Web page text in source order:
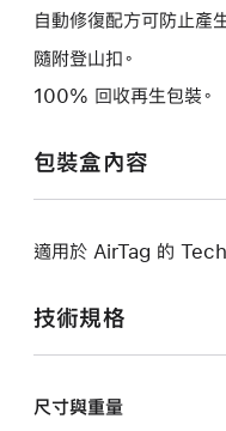
自動修復配方可防止產
隨附登山扣。
100% 回收再生包裝。
包裝盒內容
適用於 AirTag 的
技術規格
尺寸與重量